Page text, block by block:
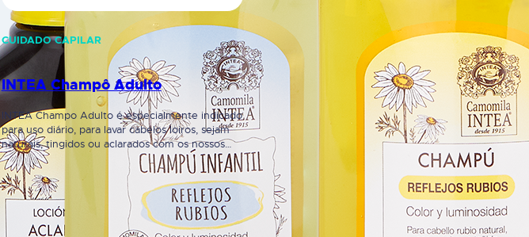
CUIDADO CAPILAR
INTEA Champô Adulto
INTEA Champo Adulto é especialmente indicado
para uso diário, para lavar cabelos loiros, sejam
naturais, tingidos ou aclarados com os nossos
produtos.